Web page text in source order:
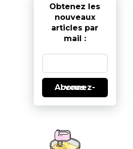
Obtenez les
nouveaux
articles par
mail :
Abonnez-vous